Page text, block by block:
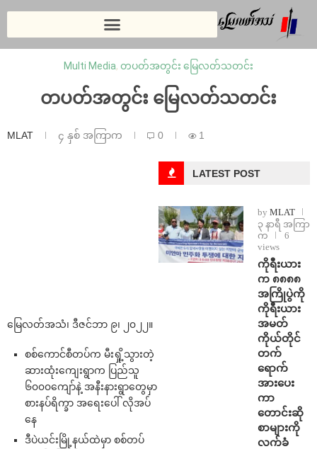
Multi Media, တပတ်အတွင်း မြေလတ်သတင်း
တပတ်အတွင်း မြေလတ်သတင်း
MLAT ၄ နှစ် အကြာက 0 1
မြေလတ်အသံ၊ ဒီဇင်ဘာ ၉၊ ၂၀၂၂။
စစ်ကောင်စီတပ်က မီးရှို့သွားတဲ့
ဆားထုံးကျေးရွာက ပြည်သူ
၆၀၀၀ကျော်နဲ့ အနီးနားရွာတွေမှာ
စားနပ်ရိက္ခာ အရေးပေါ် လိုအပ်
နေ
ဒီပဲယင်းမြို့နယ်ထဲမှာ စစ်တပ်
LATEST POST
by MLAT
၃ နာရီ အကြာ
က
6
views
ကိုရီးယား
က ၈၈၈၈
အကြိုပွဲကို
ကိုရီးယား
အမတ်
ကိုယ်တိုင်
တက်
ရောက်
အားပေး
ကာ
တောင်းဆို
စာများကို
လက်ခံ